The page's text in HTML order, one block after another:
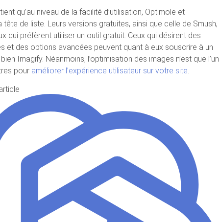
qu’au niveau de la facilité d’utilisation, Optimole et
de liste. Leurs versions gratuites, ainsi que celle de Smush,
qui préfèrent utiliser un outil gratuit. Ceux qui désirent des
et des options avancées peuvent quant à eux souscrire à un
Imagify. Néanmoins, l’optimisation des images n’est que l’un
pour améliorer l’expérience utilisateur sur votre site.